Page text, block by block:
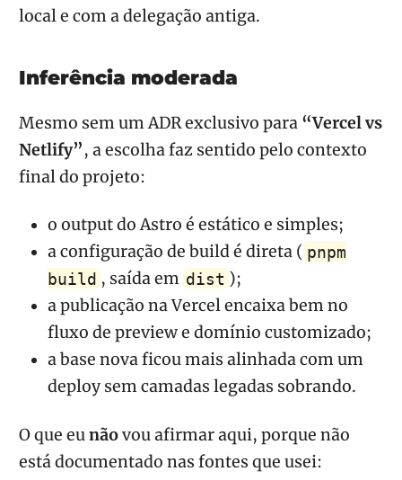
local e com a delegação antiga.
Inferência moderada
Mesmo sem um ADR exclusivo para “Vercel vs
Netlify”, a escolha faz sentido pelo contexto
final do projeto:
o output do Astro é estático e simples;
a configuração de build é direta ( pnpm
build , saída em dist );
a publicação na Vercel encaixa bem no
fluxo de preview e domínio customizado;
a base nova ficou mais alinhada com um
deploy sem camadas legadas sobrando.
O que eunãovou afirmar aqui, porque não
está documentado nas fontes que usei: